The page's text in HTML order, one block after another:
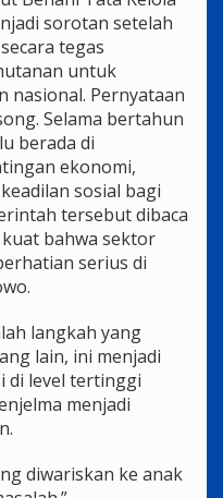
sorotan setelah
tegas
untuk
nasional. Pernyataan
Selama bertahun
berada di
ekonomi,
sosial bagi
tersebut dibaca
bahwa sektor
serius di
langkah yang
lain, ini menjadi
di level tertinggi
menjadi
diwariskan ke anak